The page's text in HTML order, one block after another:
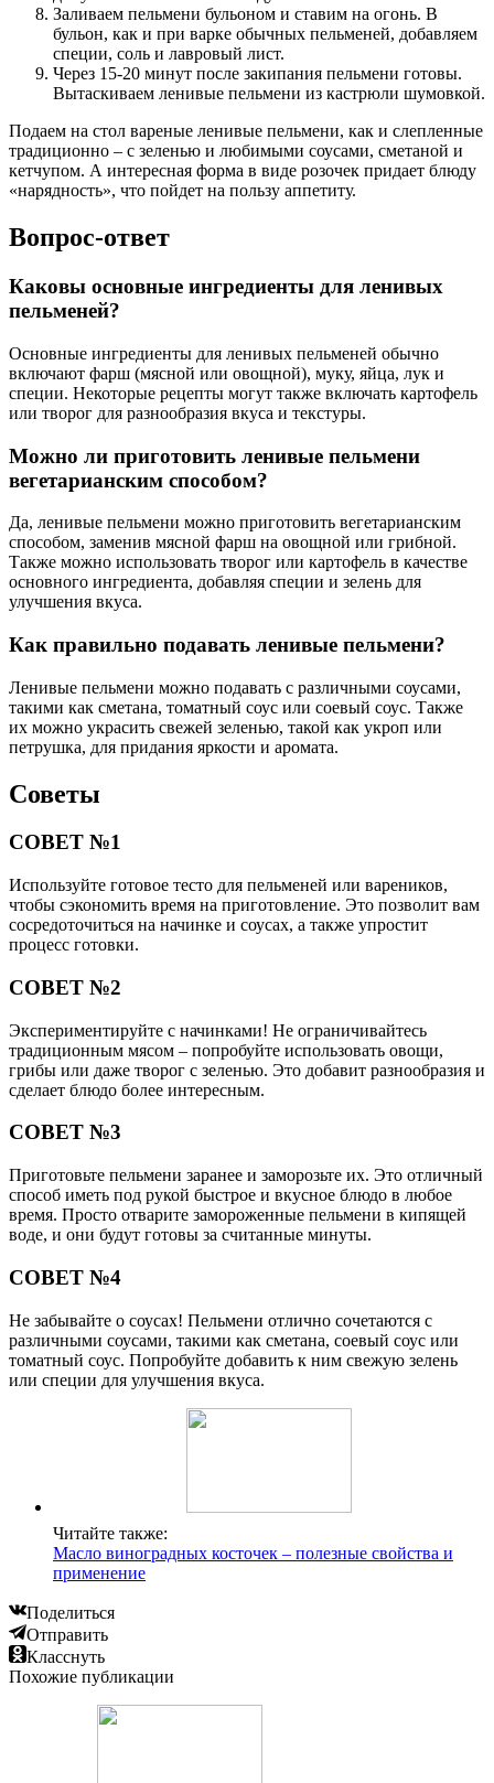
Заливаем пельмени бульоном и ставим на огонь. В
бульон, как и при варке обычных пельменей, добавляем
специи, соль и лавровый лист.
Через 15-20 минут после закипания пельмени готовы.
Вытаскиваем ленивые пельмени из кастрюли шумовкой.
Подаем на стол вареные ленивые пельмени, как и слепленные
традиционно – с зеленью и любимыми соусами, сметаной и
кетчупом. А интересная форма в виде розочек придает блюду
«нарядность», что пойдет на пользу аппетиту.
Вопрос-ответ
Каковы основные ингредиенты для ленивых
пельменей?
Основные ингредиенты для ленивых пельменей обычно
включают фарш (мясной или овощной), муку, яйца, лук и
специи. Некоторые рецепты могут также включать картофель
или творог для разнообразия вкуса и текстуры.
Можно ли приготовить ленивые пельмени
вегетарианским способом?
Да, ленивые пельмени можно приготовить вегетарианским
способом, заменив мясной фарш на овощной или грибной.
Также можно использовать творог или картофель в качестве
основного ингредиента, добавляя специи и зелень для
улучшения вкуса.
Как правильно подавать ленивые пельмени?
Ленивые пельмени можно подавать с различными соусами,
такими как сметана, томатный соус или соевый соус. Также
их можно украсить свежей зеленью, такой как укроп или
петрушка, для придания яркости и аромата.
Советы
СОВЕТ №1
Используйте готовое тесто для пельменей или вареников,
чтобы сэкономить время на приготовление. Это позволит вам
сосредоточиться на начинке и соусах, а также упростит
процесс готовки.
СОВЕТ №2
Экспериментируйте с начинками! Не ограничивайтесь
традиционным мясом – попробуйте использовать овощи,
грибы или даже творог с зеленью. Это добавит разнообразия и
сделает блюдо более интересным.
СОВЕТ №3
Приготовьте пельмени заранее и заморозьте их. Это отличный
способ иметь под рукой быстрое и вкусное блюдо в любое
время. Просто отварите замороженные пельмени в кипящей
воде, и они будут готовы за считанные минуты.
СОВЕТ №4
Не забывайте о соусах! Пельмени отлично сочетаются с
различными соусами, такими как сметана, соевый соус или
томатный соус. Попробуйте добавить к ним свежую зелень
или специи для улучшения вкуса.
Читайте также:
Масло виноградных косточек – полезные свойства и
применение
Поделиться
Отправить
Класснуть
Похожие публикации